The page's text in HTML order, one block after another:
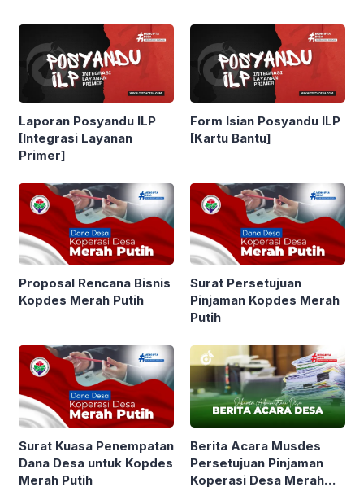
Laporan Posyandu ILP
[Integrasi Layanan
Primer]
Form Isian Posyandu ILP
[Kartu Bantu]
Proposal Rencana Bisnis
Kopdes Merah Putih
Surat Persetujuan
Pinjaman Kopdes Merah
Putih
Surat Kuasa Penempatan
Dana Desa untuk Kopdes
Merah Putih
Berita Acara Musdes
Persetujuan Pinjaman
Koperasi Desa Merah